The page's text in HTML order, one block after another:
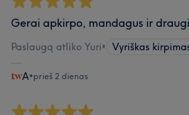
Gerai apkirpo, mandagus ir
Paslaugą atliko Yuri• Vyriškas
A•prieš 2 dienas